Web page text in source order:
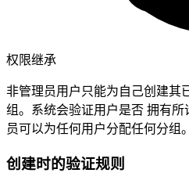
权限继承
非管理员用户只能为自己创建其
组。系统会验证用户是否 拥有所
员可以为任何用户分配任何分组。
创建时的验证规则